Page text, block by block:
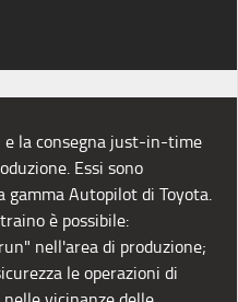
la consegna just-in-time
Essi sono
Autopilot di Toyota.
è possibile:
nell'area di produzione;
le operazioni di